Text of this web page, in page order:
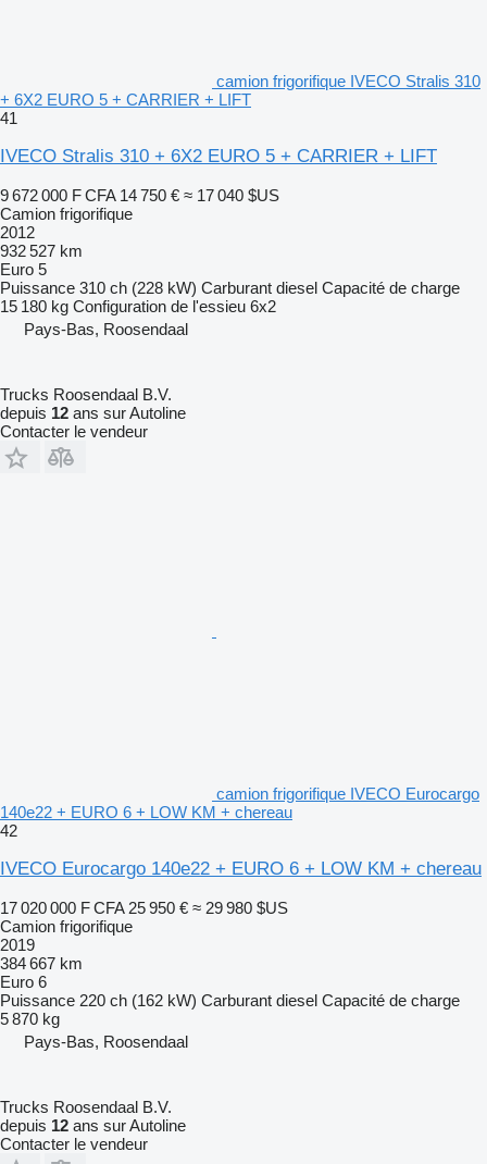
camion frigorifique IVECO Stralis 310
+ 6X2 EURO 5 + CARRIER + LIFT
41
IVECO Stralis 310 + 6X2 EURO 5 + CARRIER + LIFT
9 672 000 F CFA 14 750 € ≈ 17 040 $US
Camion frigorifique
2012
932 527 km
Euro 5
Puissance 310 ch (228 kW) Carburant diesel Capacité de charge
15 180 kg Configuration de l'essieu 6x2
Pays-Bas, Roosendaal
Trucks Roosendaal B.V.
depuis 12 ans sur Autoline
Contacter le vendeur
camion frigorifique IVECO Eurocargo
140e22 + EURO 6 + LOW KM + chereau
42
IVECO Eurocargo 140e22 + EURO 6 + LOW KM + chereau
17 020 000 F CFA 25 950 € ≈ 29 980 $US
Camion frigorifique
2019
384 667 km
Euro 6
Puissance 220 ch (162 kW) Carburant diesel Capacité de charge
5 870 kg
Pays-Bas, Roosendaal
Trucks Roosendaal B.V.
depuis 12 ans sur Autoline
Contacter le vendeur